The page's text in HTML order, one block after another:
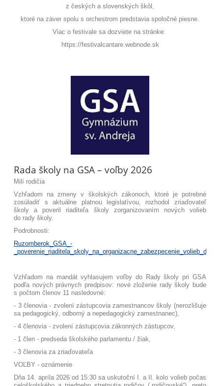
z českých a slovenských škôl,
ktoré na záver spolu s orchestrom predstavia spoločné piesne.
Viac o festivale sa dozviete na stránke:
https://festivalcantare.webnode.sk
Rada školy na GSA – voľby 2026
Milí rodičia
Vzhľadom na zmeny v školských zákonoch, ktoré je potrebné
zosúladiť s aktuálne platnou legislatívou, rozhodol zriaďovateľ
školy a poveril riaditeľa školy zorganizovaním nových volieb
do rady školy.
Podrobnosti:
Ruzomberok_GSA_-
Vzhľadom na mandát vyhlasujem voľby do Rady školy pri GSA
podľa nových právnych predpisov: nové zloženie rady školy bude
s počtom členov 11 nasledovné:
- 3 členovia - zvolení zástupcovia zamestnancov školy (nerozlišuje
sa pedagogický, odborný a nepedagogický zamestnanec),
- 4 členovia - zvolení zástupcovia zákonných zástupcov,
- 1 člen - predseda školského parlamentu / žiak,
- 3 členovia za zriaďovateľa
VOĽBY - oznámenie
Dňa 14. apríla 2026 od 15:30 sa uskutoční I. a II. kolo volieb počas